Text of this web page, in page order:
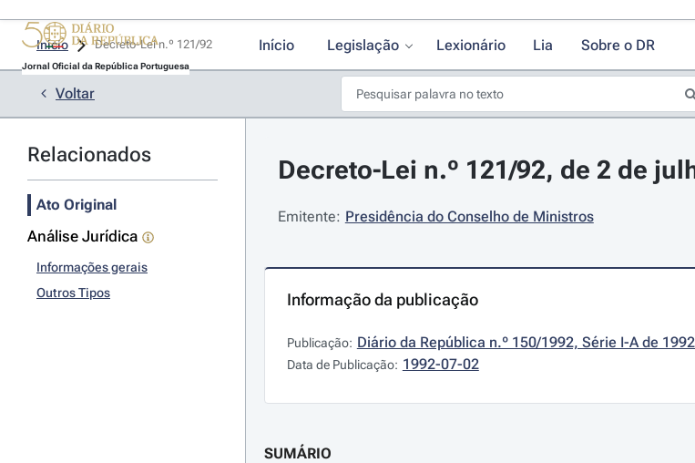
Jornal Oficial da República Portuguesa
Início Legislação Lexionário Lia Sobre o DR
Início
Voltar
Relacionados
Ato Original
Análise Jurídica
Informações gerais
Outros Tipos
Decreto-Lei n.º 121/92, de 2 de
Emitente: Presidência do Conselho de Ministros
Informação da publicação
Publicação: Diário da República n.º 150/1992, Série I-A de
Data de Publicação: 1992-07-02
SUMÁRIO